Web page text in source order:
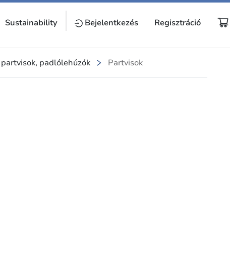
Sustainability Bejelentkezés Regisztráció
partvisok, padlólehúzók Partvisok